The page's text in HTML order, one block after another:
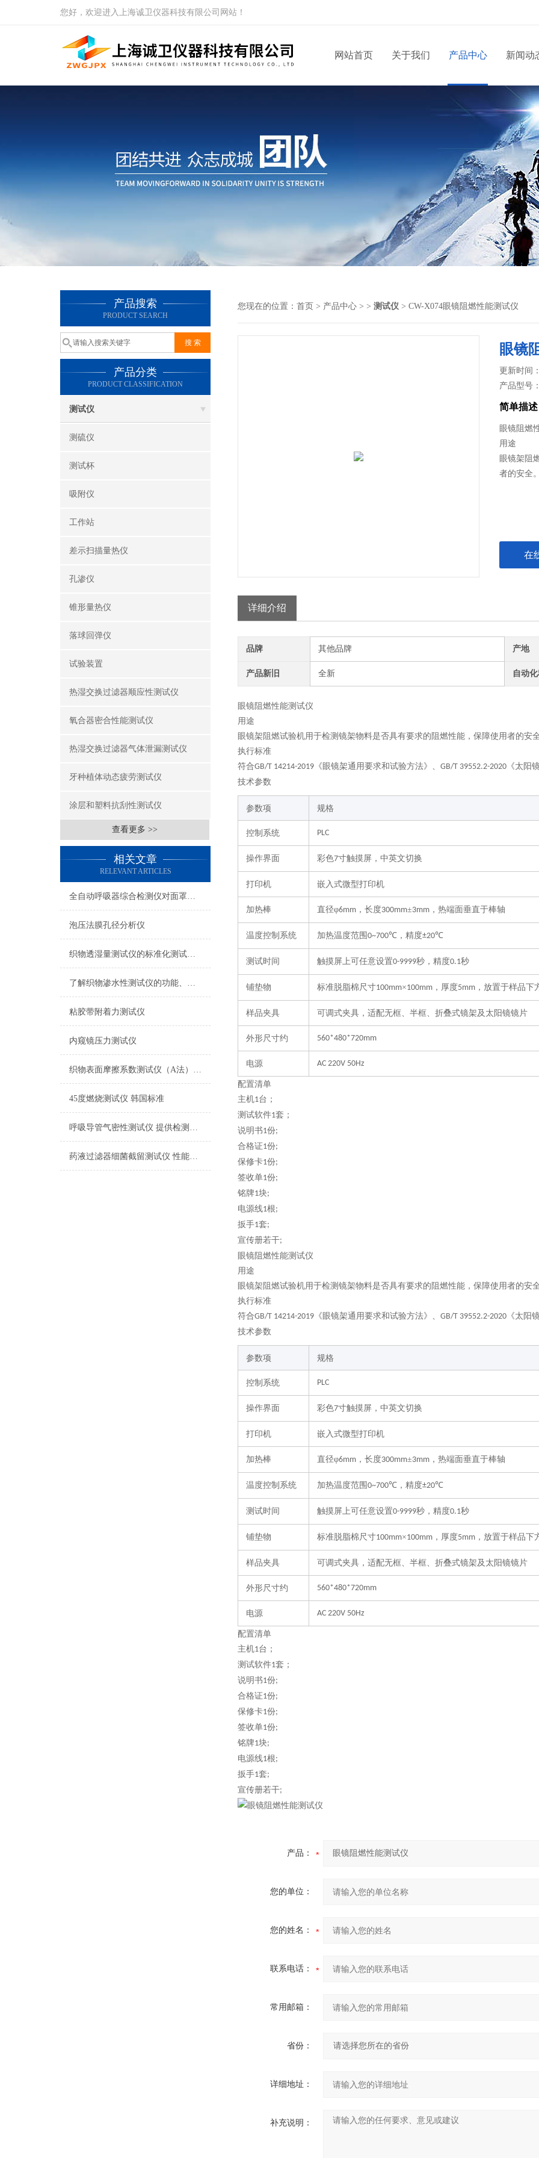
您好，欢迎进入上海诚卫仪器科技有限公司网站！
网站首页 关于我们 产品中心 新闻动
产品搜索
PRODUCT SEARCH
产品分类
PRODUCT CLASSIFICATION
测试仪
测硫仪
测试杯
吸附仪
工作站
差示扫描量热仪
孔渗仪
锥形量热仪
落球回弹仪
试验装置
热湿交换过滤器顺应性测试仪
氧合器密合性能测试仪
热湿交换过滤器气体泄漏测试仪
牙种植体动态疲劳测试仪
涂层和塑料抗刮性测试仪
查看更多 >>
相关文章
RELEVANT ARTICLES
全自动呼吸器综合检测仪对面罩泄漏率的定量检测方法
泡压法膜孔径分析仪
织物透湿量测试仪的标准化测试方法与流程介绍
了解织物渗水性测试仪的功能、优势与行业应用
粘胶带附着力测试仪
内窥镜压力测试仪
织物表面摩擦系数测试仪（A法） 检测准确
45度燃烧测试仪 韩国标准
呼吸导管气密性测试仪 提供检测方案
药液过滤器细菌截留测试仪 性能稳定
您现在的位置： 首页 > 产品中心 > > 测试仪 > CW-X074眼镜阻燃性能测试仪
眼镜
更新时间
产品型号
简单描述
眼镜阻燃
用途
眼镜架阻
者的安全。
在
详细介绍
品牌 其他品牌 产地
产品新旧 全新 自动
眼镜阻燃性能测试仪
用途
眼镜架阻燃试验机用于检测镜架物料是否具有要求的阻燃性能，保障使用者的安全
执行标准
符合GB/T 14214-2019 《眼镜架通用要求和试验方法》、 GB/T 39552.2-2020 《太阳
技术参数
参数项 规格
控制系统 PLC
操作界面 彩色7寸触摸屏，中英文切换
打印机 嵌入式微型打印机
加热棒 直径φ6mm ，长度300mm±3mm ，热端面垂直于棒轴
温度控制系统 加热温度范围 0~700℃ ，精度±20℃
测试时间 触摸屏上可任意设置0-9999秒，精度0.1秒
铺垫物 标准脱脂棉尺寸100mm×100mm ，厚度5mm ，放置于样品下
样品夹具 可调式夹具，适配无框、半框、折叠式镜架及太阳镜镜片
外形尺寸约 560*480*720mm
电源 AC 220V 50Hz
配置清单
主机1台；
测试软件1套；
说明书1份;
合格证1份;
保修卡1份;
签收单1份;
铭牌1块;
电源线1根;
扳手1套;
宣传册若干;
眼镜阻燃性能测试仪
用途
眼镜架阻燃试验机用于检测镜架物料是否具有要求的阻燃性能，保障使用者的安全
执行标准
符合GB/T 14214-2019 《眼镜架通用要求和试验方法》、 GB/T 39552.2-2020 《太阳
技术参数
参数项 规格
控制系统 PLC
操作界面 彩色7寸触摸屏，中英文切换
打印机 嵌入式微型打印机
加热棒 直径φ6mm ，长度300mm±3mm ，热端面垂直于棒轴
温度控制系统 加热温度范围 0~700℃ ，精度±20℃
测试时间 触摸屏上可任意设置0-9999秒，精度0.1秒
铺垫物 标准脱脂棉尺寸100mm×100mm ，厚度5mm ，放置于样品下
样品夹具 可调式夹具，适配无框、半框、折叠式镜架及太阳镜镜片
外形尺寸约 560*480*720mm
电源 AC 220V 50Hz
配置清单
主机1台；
测试软件1套；
说明书1份;
合格证1份;
保修卡1份;
签收单1份;
铭牌1块;
电源线1根;
扳手1套;
宣传册若干;
产品：
您的单位：
您的姓名：
联系电话：
常用邮箱：
省份：
详细地址：
补充说明：